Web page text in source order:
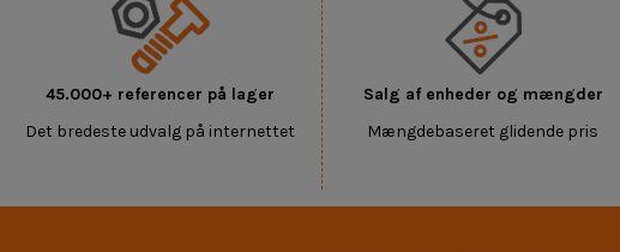
45.000+ referencer på lager
Det bredeste udvalg på internettet
Salg af enheder og mængder
Mængdebaseret glidende pris